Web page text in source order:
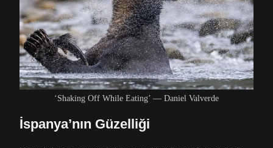
‘Shaking Off While Eating’ — Daniel Valverde
İspanya’nın Güzelliği